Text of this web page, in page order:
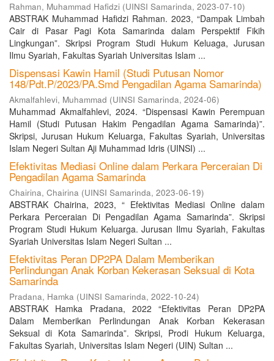
Rahman, Muhammad Hafidzi (UINSI Samarinda, 2023-07-10)
ABSTRAK Muhammad Hafidzi Rahman. 2023, “Dampak Limbah
Cair di Pasar Pagi Kota Samarinda dalam Perspektif Fikih
Lingkungan”. Skripsi Program Studi Hukum Keluaga, Jurusan
Ilmu Syariah, Fakultas Syariah Universitas Islam ...
Dispensasi Kawin Hamil (Studi Putusan Nomor
148/Pdt.P/2023/PA.Smd Pengadilan Agama Samarinda)
Akmalfahlevi, Muhammad (UINSI Samarinda, 2024-06)
Muhammad Akmalfahlevi, 2024. “Dispensasi Kawin Perempuan
Hamil (Studi Putusan Hakim Pengadilan Agama Samarinda)”.
Skripsi, Jurusan Hukum Keluarga, Fakultas Syariah, Universitas
Islam Negeri Sultan Aji Muhammad Idris (UINSI) ...
Efektivitas Mediasi Online dalam Perkara Perceraian Di
Pengadilan Agama Samarinda
Chairina, Chairina (UINSI Samarinda, 2023-06-19)
ABSTRAK Chairina, 2023, “ Efektivitas Mediasi Online dalam
Perkara Perceraian Di Pengadilan Agama Samarinda”. Skripsi
Program Studi Hukum Keluarga. Jurusan Ilmu Syariah, Fakultas
Syariah Universitas Islam Negeri Sultan ...
Efektivitas Peran DP2PA Dalam Memberikan
Perlindungan Anak Korban Kekerasan Seksual di Kota
Samarinda
Pradana, Hamka (UINSI Samarinda, 2022-10-24)
ABSTRAK Hamka Pradana, 2022 “Efektivitas Peran DP2PA
Dalam Memberikan Perlindungan Anak Korban Kekerasan
Seksual di Kota Samarinda”. Skripsi, Prodi Hukum Keluarga,
Fakultas Syariah, Universitas Islam Negeri (UIN) Sultan ...